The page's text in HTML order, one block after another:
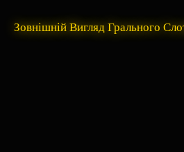
Зовнішній Вигляд Грального